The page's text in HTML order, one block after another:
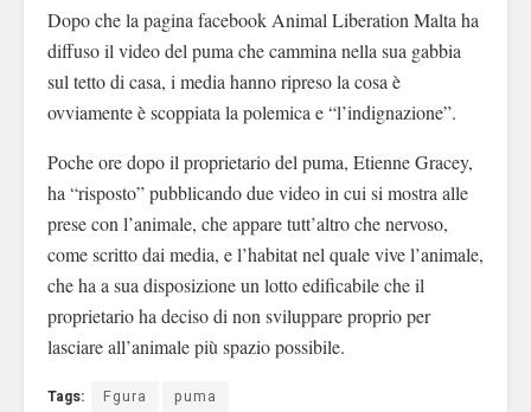
Dopo che la pagina facebook Animal Liberation Malta ha
diffuso il video del puma che cammina nella sua gabbia
sul tetto di casa, i media hanno ripreso la cosa è
ovviamente è scoppiata la polemica e “l’indignazione”.
Poche ore dopo il proprietario del puma, Etienne Gracey,
ha “risposto” pubblicando due video in cui si mostra alle
prese con l’animale, che appare tutt’altro che nervoso,
come scritto dai media, e l’habitat nel quale vive l’animale,
che ha a sua disposizione un lotto edificabile che il
proprietario ha deciso di non sviluppare proprio per
lasciare all’animale più spazio possibile.
Tags: Fgura puma